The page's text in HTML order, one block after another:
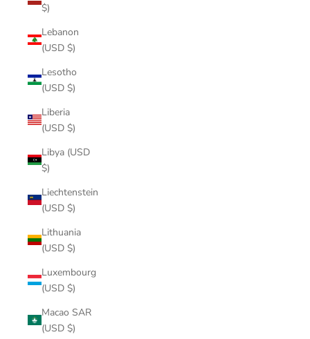
$)
Lebanon
(USD $)
Lesotho
(USD $)
Liberia
(USD $)
Libya (USD
$)
Liechtenstein
(USD $)
Lithuania
(USD $)
Luxembourg
(USD $)
Macao SAR
(USD $)